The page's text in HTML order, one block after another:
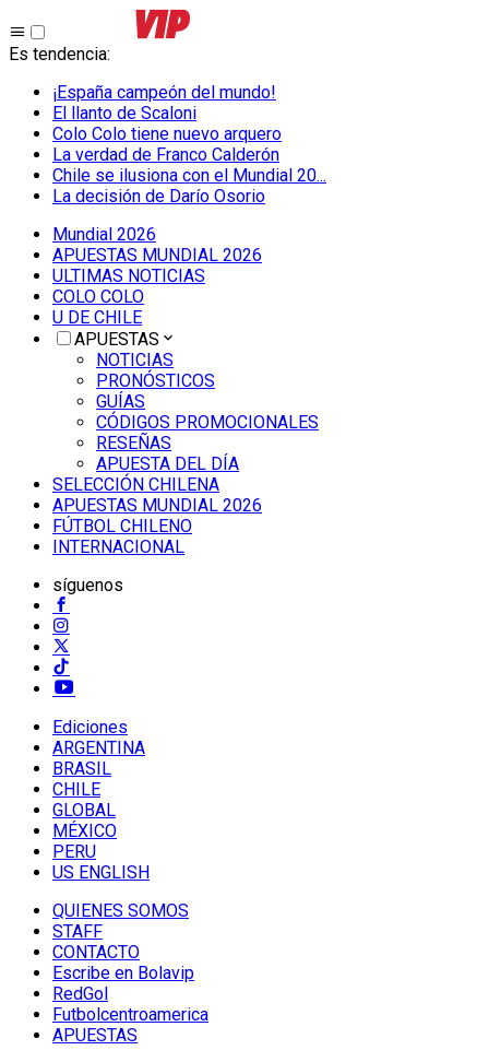
Es tendencia:
¡España campeón del mundo!
El llanto de Scaloni
Colo Colo tiene nuevo arquero
La verdad de Franco Calderón
Chile se ilusiona con el Mundial 20...
La decisión de Darío Osorio
Mundial 2026
APUESTAS MUNDIAL 2026
ULTIMAS NOTICIAS
COLO COLO
U DE CHILE
APUESTAS
NOTICIAS
PRONÓSTICOS
GUÍAS
CÓDIGOS PROMOCIONALES
RESEÑAS
APUESTA DEL DÍA
SELECCIÓN CHILENA
APUESTAS MUNDIAL 2026
FÚTBOL CHILENO
INTERNACIONAL
síguenos
Ediciones
ARGENTINA
BRASIL
CHILE
GLOBAL
MÉXICO
PERU
US ENGLISH
QUIENES SOMOS
STAFF
CONTACTO
Escribe en Bolavip
RedGol
Futbolcentroamerica
APUESTAS